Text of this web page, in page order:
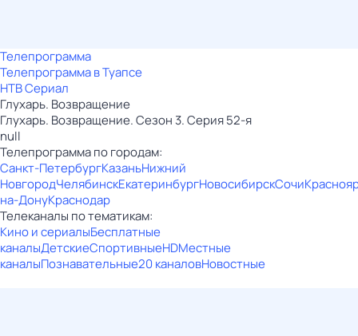
Телепрограмма
Телепрограмма в Туапсе
НТВ Сериал
Глухарь. Возвращение
Глухарь. Возвращение. Сезон 3. Серия 52-я
null
Телепрограмма по городам:
Санкт-ПетербургКазаньНижний
НовгородЧелябинскЕкатеринбургНовосибирскСочи
на-ДонуКраснодар
Телеканалы по тематикам:
Кино и сериалыБесплатные
каналыДетскиеСпортивныеHDМестные
каналыПознавательные20 каналовНовостные